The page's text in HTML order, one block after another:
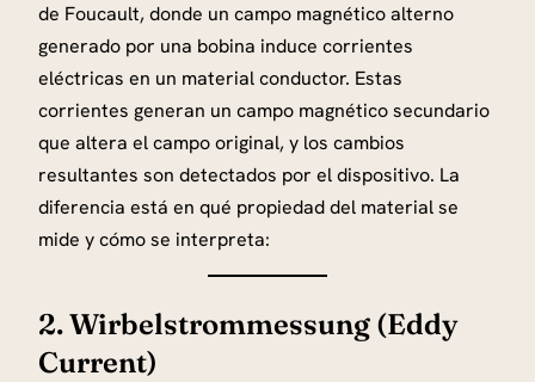
de Foucault, donde un campo magnético alterno
generado por una bobina induce corrientes
eléctricas en un material conductor. Estas
corrientes generan un campo magnético secundario
que altera el campo original, y los cambios
resultantes son detectados por el dispositivo. La
diferencia está en qué propiedad del material se
mide y cómo se interpreta:
2. Wirbelstrommessung (Eddy
Current)